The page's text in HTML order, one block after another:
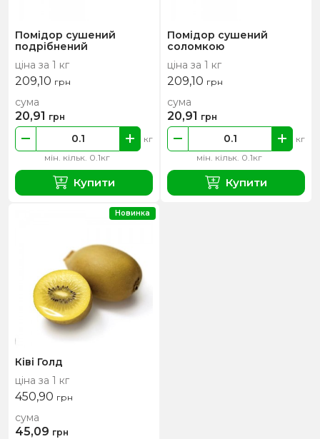
Помідор сушений
подрібнений
ціна за 1 кг
209,10 грн
мін. кільк. 0.1кг
кг
сума
20,91 грн
Купити
Помідор сушений
соломкою
ціна за 1 кг
209,10 грн
мін. кільк. 0.1кг
кг
сума
20,91 грн
Купити
Ківі Голд
ціна за 1 кг
450,90 грн
сума
45,09 грн
Новинка